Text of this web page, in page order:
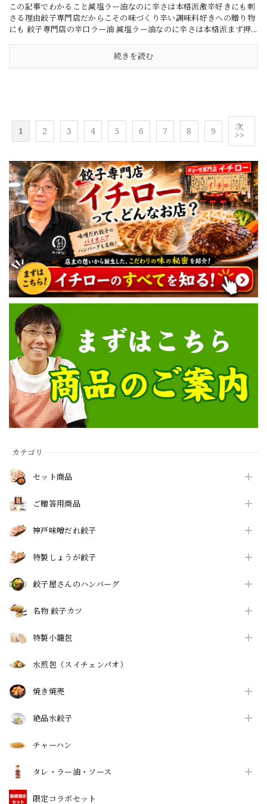
カテゴリ
セット商品
ご贈答用商品
神戸味噌だれ餃子
特製しょうが餃子
餃子屋さんのハンバーグ
名物 餃子カツ
特製小籠包
水煎包（スイチェンパオ）
焼き焼売
絶品水餃子
チャーハン
タレ・ラー油・ソース
限定コラボセット
この記事でわかること減塩ラー油なのに辛さは本格派激辛好きにも刺
さる理由餃子専門店だからこその味づくり辛い調味料好きへの贈り物
にも 餃子専門店の辛口ラー油 減塩ラー油なのに辛さは本格派まず押...
続きを読む
1 2 3 4 5 6 7 8 9 次
>>